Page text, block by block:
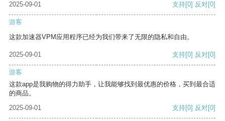
2025-09-01 支持[0] 反对[0]
游客
这款加速器VPM应用程序已经为我们带来了无限的隐私和自由。
2025-09-01 支持[0] 反对[0]
游客
这款app是我购物的得力助手，让我能够找到最优惠的价格，买到最合适
的商品。
2025-09-01
支持[0] 反对[0]